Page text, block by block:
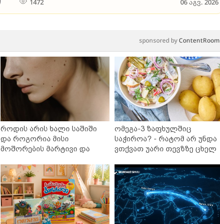
sponsored byContentRoom
როდის არის ხალი საშიში
და როგორია მისი
მოშორების მარტივი და
ომეგა-3 ზაფხულშიც
საჭიროა? - რატომ არ უნდა
ვთქვათ უარი თევზზე ცხელ